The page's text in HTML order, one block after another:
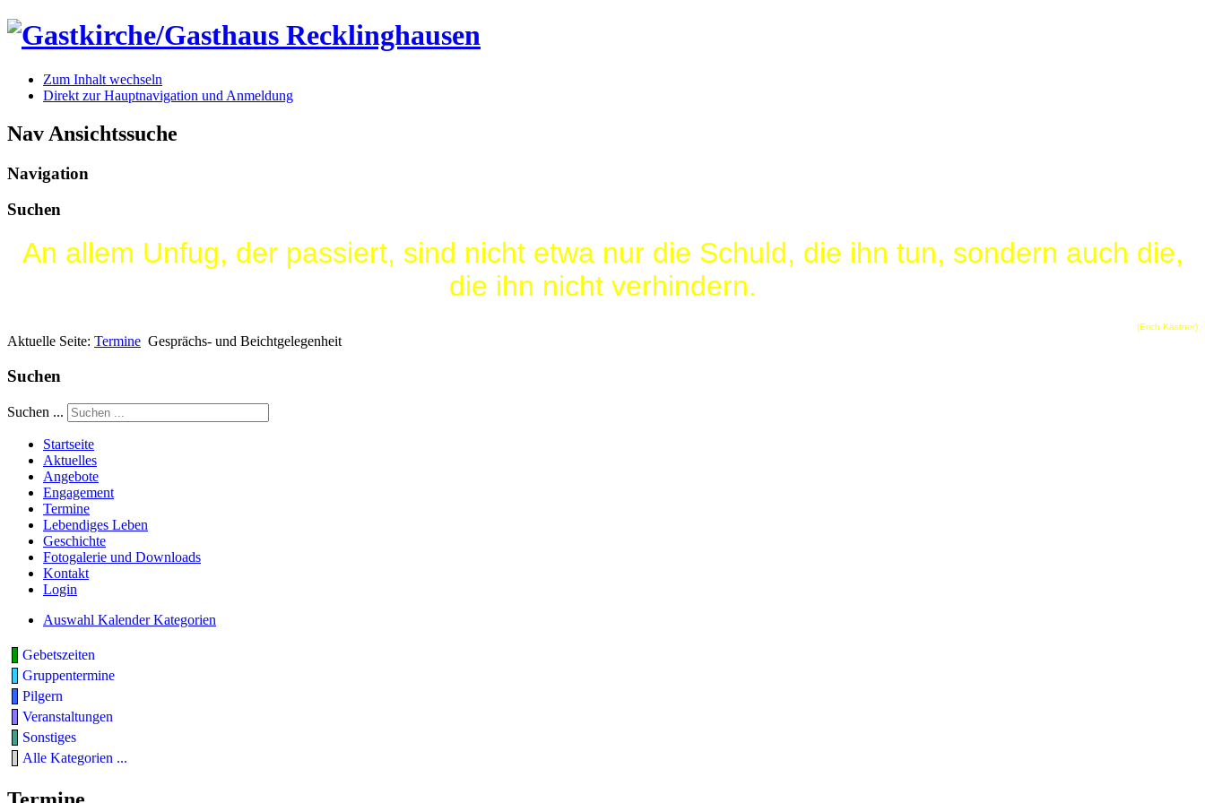
Zum Inhalt wechseln
Direkt zur Hauptnavigation und Anmeldung
Nav Ansichtssuche
Navigation
Suchen
An allem Unfug, der passiert, sind nicht etwa nur die Schuld, die ihn tun, sondern auch die,
die ihn nicht verhindern.
(Erich Kästner)
Aktuelle Seite: Termine Gesprächs- und Beichtgelegenheit
Suchen
Suchen ...
Startseite
Aktuelles
Angebote
Engagement
Termine
Lebendiges Leben
Geschichte
Fotogalerie und Downloads
Kontakt
Login
Auswahl Kalender Kategorien
Gebetszeiten
Gruppentermine
Pilgern
Veranstaltungen
Sonstiges
Alle Kategorien ...